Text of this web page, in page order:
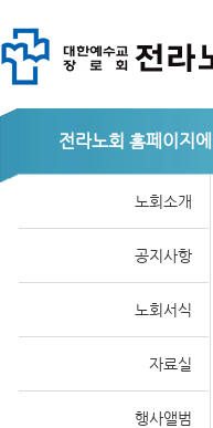
전라노회
노회소개
공지사항
노회서식
자료실
행사앨범
스케